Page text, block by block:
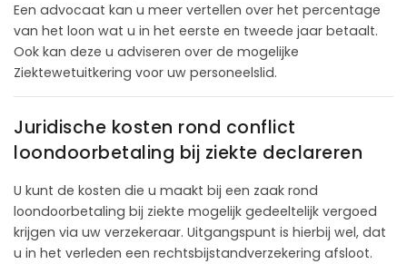
Een advocaat kan u meer vertellen over het percentage
van het loon wat u in het eerste en tweede jaar betaalt.
Ook kan deze u adviseren over de mogelijke
Ziektewetuitkering voor uw personeelslid.
Juridische kosten rond conflict
loondoorbetaling bij ziekte declareren
U kunt de kosten die u maakt bij een zaak rond
loondoorbetaling bij ziekte mogelijk gedeeltelijk vergoed
krijgen via uw verzekeraar. Uitgangspunt is hierbij wel, dat
u in het verleden een rechtsbijstandverzekering afsloot.